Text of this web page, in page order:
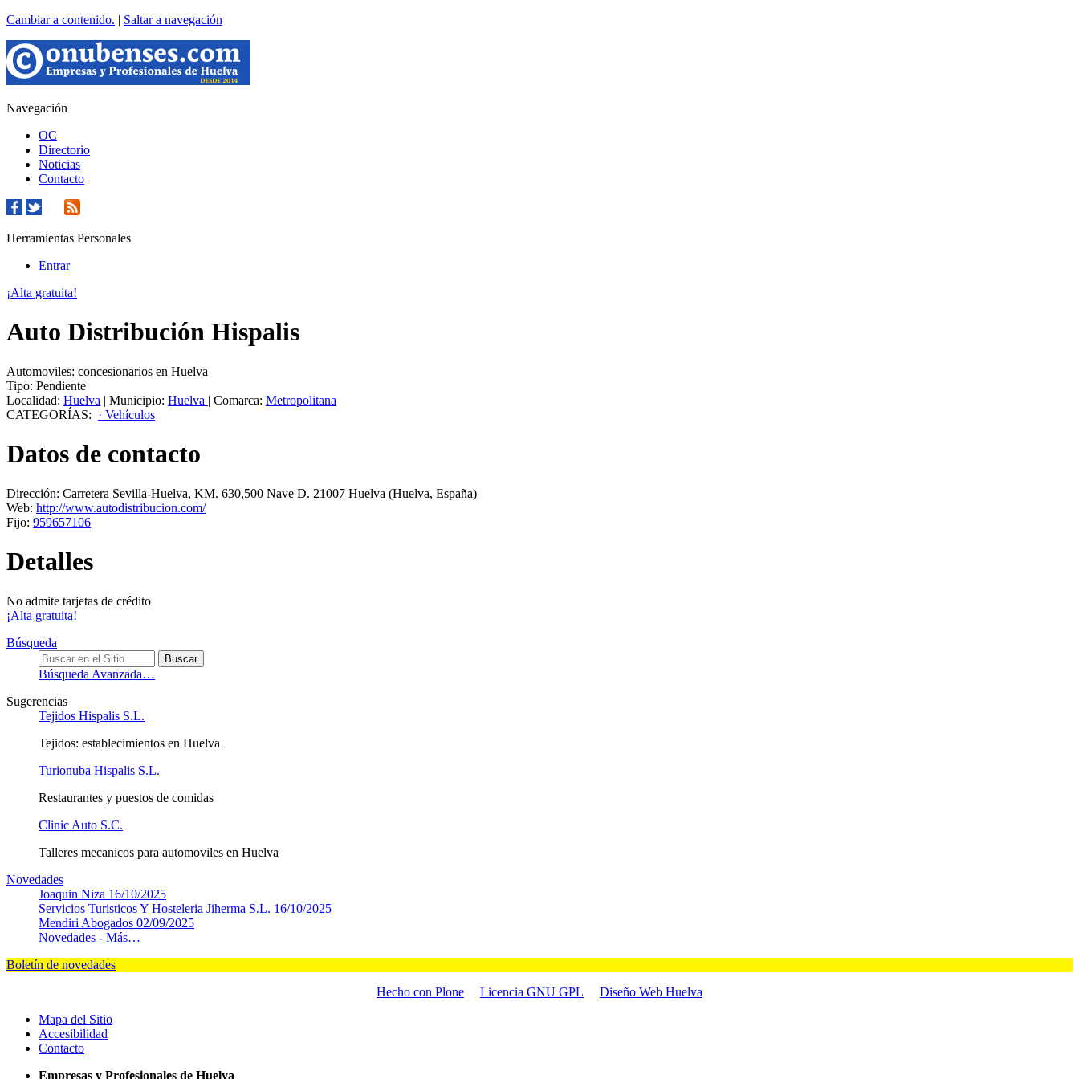
Cambiar a contenido. | Saltar a navegación
Navegación
OC
Directorio
Noticias
Contacto
Herramientas Personales
Entrar
¡Alta gratuita!
Auto Distribución Hispalis
Automoviles: concesionarios en Huelva
Tipo: Pendiente
Localidad: Huelva | Municipio: Huelva | Comarca: Metropolitana
CATEGORÍAS: · Vehículos
Datos de contacto
Dirección: Carretera Sevilla-Huelva, KM. 630,500 Nave D. 21007 Huelva (Huelva, España)
Web: http://www.autodistribucion.com/
Fijo: 959657106
Detalles
No admite tarjetas de crédito
¡Alta gratuita!
Búsqueda
Búsqueda Avanzada…
Sugerencias
Tejidos Hispalis S.L.
Tejidos: establecimientos en Huelva
Turionuba Hispalis S.L.
Restaurantes y puestos de comidas
Clinic Auto S.C.
Talleres mecanicos para automoviles en Huelva
Novedades
Joaquin Niza 16/10/2025
Servicios Turisticos Y Hosteleria Jiherma S.L. 16/10/2025
Mendiri Abogados 02/09/2025
Novedades - Más…
Boletín de novedades
Hecho con Plone
Licencia GNU GPL
Diseño Web Huelva
Mapa del Sitio
Accesibilidad
Contacto
Empresas y Profesionales de Huelva